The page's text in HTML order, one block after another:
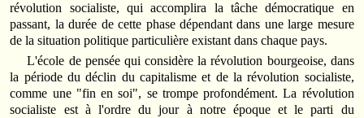
révolution socialiste, qui accomplira la tâche démocratique en
passant, la durée de cette phase dépendant dans une large mesure
de la situation politique particulière existant dans chaque pays.
L'école de pensée qui considère la révolution bourgeoise, dans
la période du déclin du capitalisme et de la révolution socialiste,
comme une "fin en soi", se trompe profondément. La révolution
socialiste est à l'ordre du jour à notre époque et le parti du